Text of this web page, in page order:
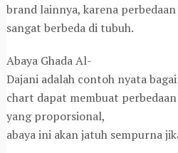
brand lainnya, karena
sangat berbeda di tubuh.
Abaya Ghada Al-
Dajani adalah contoh nyata
chart dapat membuat
yang proporsional,
abaya ini akan jatuh sempurna